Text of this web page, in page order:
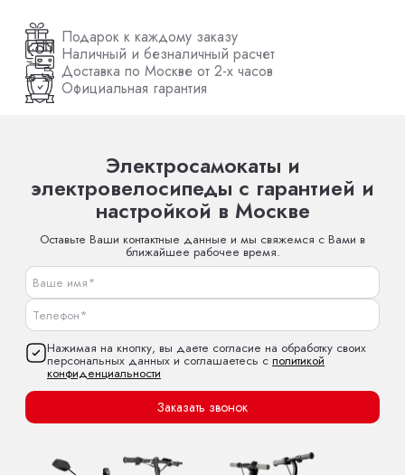
Подарок к каждому заказу
Наличный и безналичный расчет
Доставка по Москве от 2-х часов
Официальная гарантия
Электросамокаты и
электровелосипеды с гарантией и
настройкой в Москве
Оставьте Ваши контактные данные и мы свяжемся с Вами в
ближайшее рабочее время.
Нажимая на кнопку, вы даете согласие на обработку своих
персональных данных и соглашаетесь с политикой
конфиденциальности
Заказать звонок